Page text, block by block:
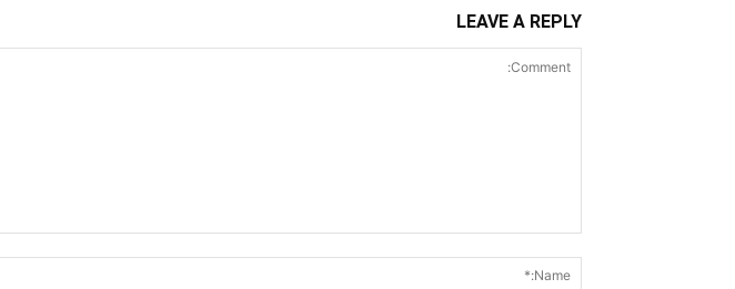
LEAVE A REPLY